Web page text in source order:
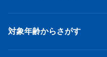
対象年齢からさがす